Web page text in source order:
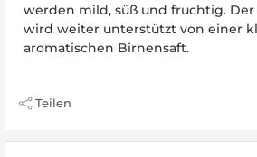
werden mild, süß und fruchtig.
wird weiter unterstützt von einer
aromatischen Birnensaft.
Teilen